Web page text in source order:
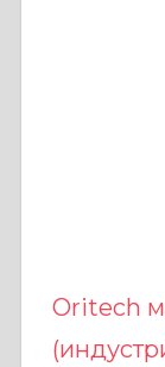
Oritech